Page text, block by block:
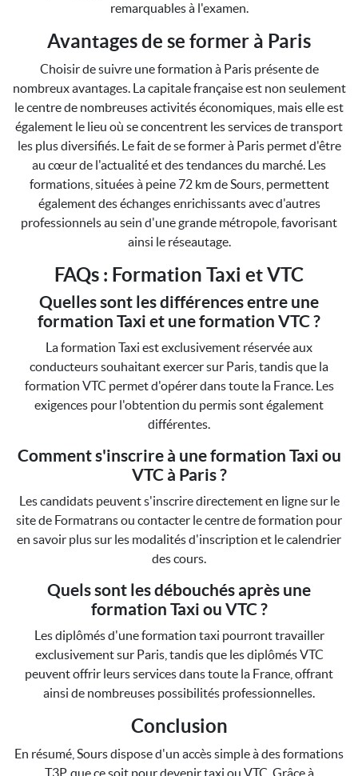
remarquables à l'examen.
Avantages de se former à Paris
Choisir de suivre une formation à Paris présente de
nombreux avantages. La capitale française est non seulement
le centre de nombreuses activités économiques, mais elle est
également le lieu où se concentrent les services de transport
les plus diversifiés. Le fait de se former à Paris permet d'être
au cœur de l'actualité et des tendances du marché. Les
formations, situées à peine 72 km de Sours, permettent
également des échanges enrichissants avec d'autres
professionnels au sein d'une grande métropole, favorisant
ainsi le réseautage.
FAQs : Formation Taxi et VTC
Quelles sont les différences entre une
formation Taxi et une formation VTC ?
La formation Taxi est exclusivement réservée aux
conducteurs souhaitant exercer sur Paris, tandis que la
formation VTC permet d'opérer dans toute la France. Les
exigences pour l'obtention du permis sont également
différentes.
Comment s'inscrire à une formation Taxi ou
VTC à Paris ?
Les candidats peuvent s'inscrire directement en ligne sur le
site de Formatrans ou contacter le centre de formation pour
en savoir plus sur les modalités d'inscription et le calendrier
des cours.
Quels sont les débouchés après une
formation Taxi ou VTC ?
Les diplômés d'une formation taxi pourront travailler
exclusivement sur Paris, tandis que les diplômés VTC
peuvent offrir leurs services dans toute la France, offrant
ainsi de nombreuses possibilités professionnelles.
Conclusion
En résumé, Sours dispose d'un accès simple à des formations
T3P, que ce soit pour devenir taxi ou VTC. Grâce à